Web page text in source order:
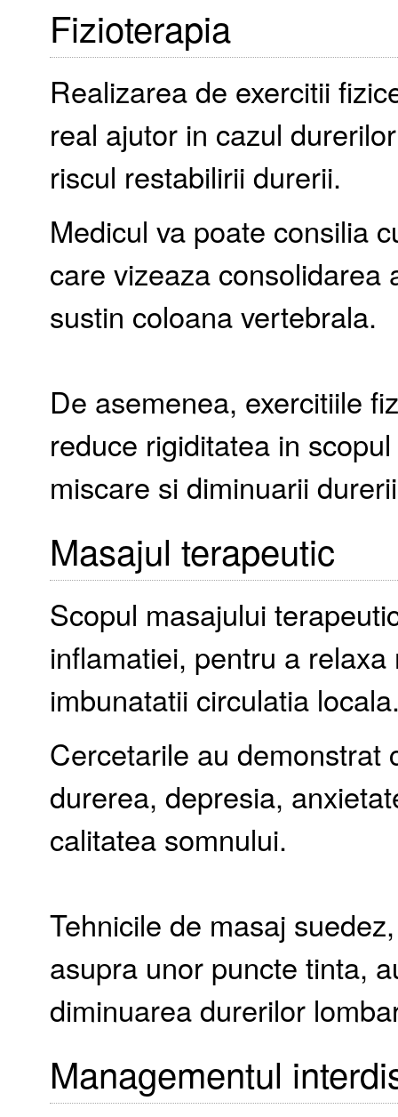
Fizioterapia
Realizarea de exercitii
real ajutor in cazul
riscul restabilirii durerii.
Medicul va poate consilia
care vizeaza consolidarea
sustin coloana vertebrala.
De asemenea, exercitiile
reduce rigiditatea in
miscare si diminuarii
Masajul terapeutic
Scopul masajului
inflamatiei, pentru a
imbunatatii circulatia
Cercetarile au demonstrat
durerea, depresia,
calitatea somnului.
Tehnicile de masaj
asupra unor puncte tinta,
diminuarea durerilor
Managementul